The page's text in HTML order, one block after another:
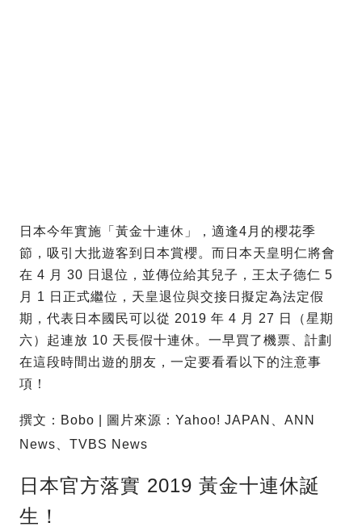
日本今年實施「黃金十連休」，適逢4月的櫻花季
節，吸引大批遊客到日本賞櫻。而日本天皇明仁將會
在 4 月 30 日退位，並傳位給其兒子，王太子德仁 5
月 1 日正式繼位，天皇退位與交接日擬定為法定假
期，代表日本國民可以從 2019 年 4 月 27 日（星期
六）起連放 10 天長假十連休。一早買了機票、計劃
在這段時間出遊的朋友，一定要看看以下的注意事
項！
撰文：Bobo | 圖片來源：Yahoo! JAPAN、ANN
News、TVBS News
日本官方落實 2019 黃金十連休誕
生！